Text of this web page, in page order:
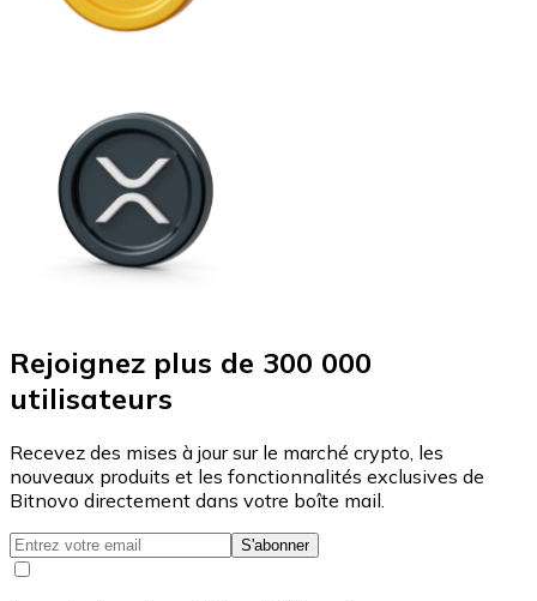
Rejoignez plus de 300 000
utilisateurs
Recevez des mises à jour sur le marché crypto, les
nouveaux produits et les fonctionnalités exclusives de
Bitnovo directement dans votre boîte mail.
S'abonner